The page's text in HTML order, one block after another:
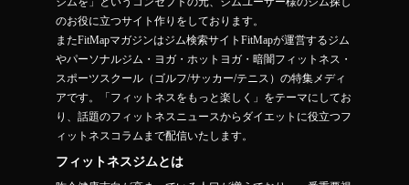
のお役に立つサイト作りをしております。
またFitMapマガジンはジム検索サイトFitMapが運営するジム
やパーソナルジム・ヨガ・ホットヨガ・暗闇フィットネス・
スポーツスクール（ゴルフ/サッカー/テニス）の特集メディ
アです。「フィットネスをもっと楽しく」をテーマにしてお
り、話題のフィットネスニュースからダイエットに役立つフ
ィットネスコラムまで配信いたします。
フィットネスジムとは